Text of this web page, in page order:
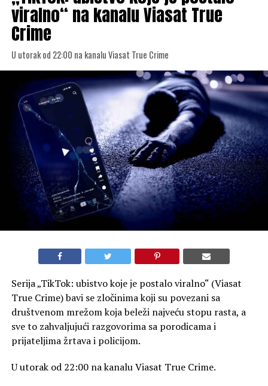
viralno“ na kanalu Viasat True
Crime
U utorak od 22:00 na kanalu Viasat True Crime
Serija „TikTok: ubistvo koje je postalo viralno“ (Viasat
True Crime) bavi se zločinima koji su povezani sa
društvenom mrežom koja beleži najveću stopu rasta, a
sve to zahvaljujući razgovorima sa porodicama i
prijateljima žrtava i policijom.
U utorak od 22:00 na kanalu Viasat True Crime.